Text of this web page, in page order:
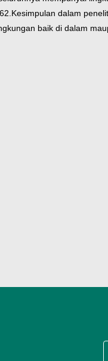
Kesimpulan dalam
baik di dalam